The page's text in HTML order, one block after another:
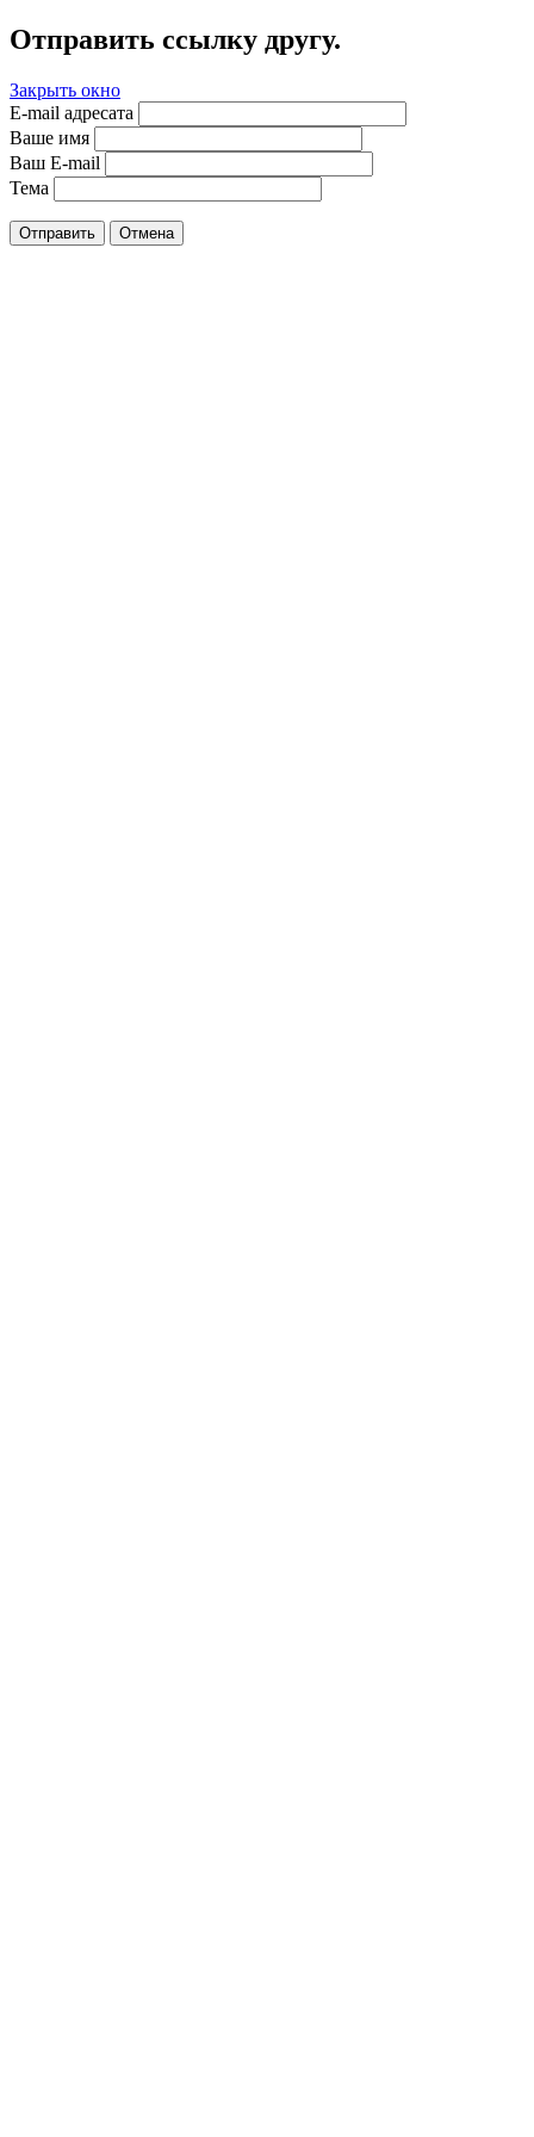
Отправить ссылку другу.
Закрыть окно
E-mail адресата
Ваше имя
Ваш E-mail
Тема
Отправить Отмена